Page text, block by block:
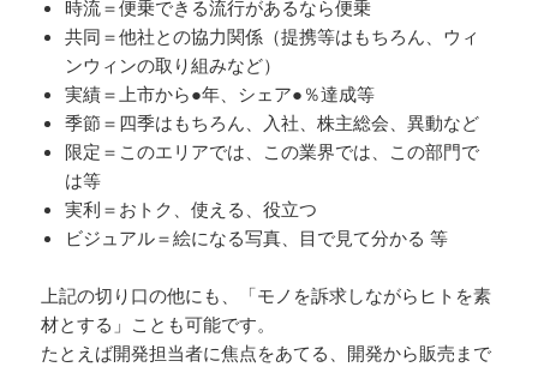
時流＝便乗できる流行があるなら便乗
共同＝他社との協力関係（提携等はもちろん、ウィ
ンウィンの取り組みなど）
実績＝上市から●年、シェア●％達成等
季節＝四季はもちろん、入社、株主総会、異動など
限定＝このエリアでは、この業界では、この部門で
は等
実利＝おトク、使える、役立つ
ビジュアル＝絵になる写真、目で見て分かる 等
上記の切り口の他にも、「モノを訴求しながらヒトを素
材とする」ことも可能です。
たとえば開発担当者に焦点をあてる、開発から販売まで